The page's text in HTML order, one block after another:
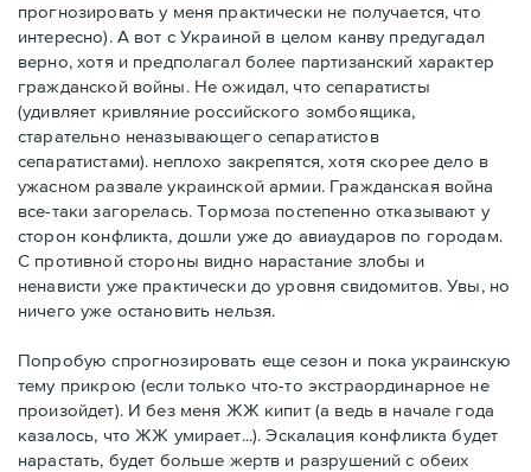
прогнозировать у меня практически не получается, что
интересно). А вот с Украиной в целом канву предугадал
верно, хотя и предполагал более партизанский характер
гражданской войны. Не ожидал, что сепаратисты
(удивляет кривляние российского зомбоящика,
старательно неназывающего сепаратистов
сепаратистами). неплохо закрепятся, хотя скорее дело в
ужасном развале украинской армии. Гражданская война
все-таки загорелась. Тормоза постепенно отказывают у
сторон конфликта, дошли уже до авиаударов по городам.
С противной стороны видно нарастание злобы и
ненависти уже практически до уровня свидомитов. Увы, но
ничего уже остановить нельзя.
Попробую спрогнозировать еще сезон и пока украинскую
тему прикрою (если только что-то экстраординарное не
произойдет). И без меня ЖЖ кипит (а ведь в начале года
казалось, что ЖЖ умирает...). Эскалация конфликта будет
нарастать, будет больше жертв и разрушений с обеих